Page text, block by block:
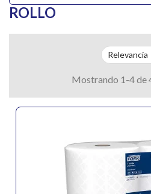
ROLLO
Relevancia
Mostrando 1-4 de